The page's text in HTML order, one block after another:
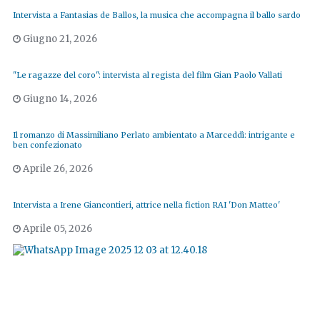
Intervista a Fantasias de Ballos, la musica che accompagna il ballo sardo
Giugno 21, 2026
"Le ragazze del coro": intervista al regista del film Gian Paolo Vallati
Giugno 14, 2026
Il romanzo di Massimiliano Perlato ambientato a Marceddì: intrigante e
ben confezionato
Aprile 26, 2026
Intervista a Irene Giancontieri, attrice nella fiction RAI 'Don Matteo'
Aprile 05, 2026